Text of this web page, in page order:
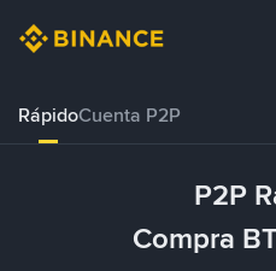
RápidoCuenta P2P
P2P
Compra